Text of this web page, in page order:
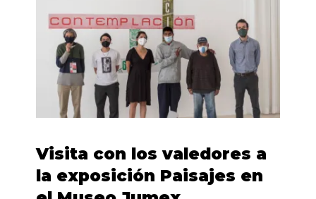
Visita con los valedores a
la exposición Paisajes en